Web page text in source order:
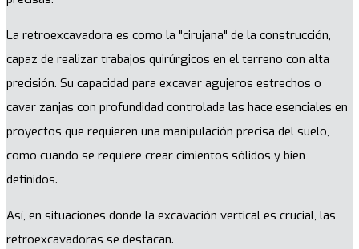
La retroexcavadora es como la "cirujana" de la construcción,
capaz de realizar trabajos quirúrgicos en el terreno con alta
precisión. Su capacidad para excavar agujeros estrechos o
cavar zanjas con profundidad controlada las hace esenciales en
proyectos que requieren una manipulación precisa del suelo,
como cuando se requiere crear cimientos sólidos y bien
definidos.
Así, en situaciones donde la excavación vertical es crucial, las
retroexcavadoras se destacan.